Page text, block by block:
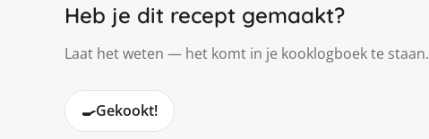
Heb je dit recept gemaakt?
Laat het weten — het komt in je kooklogboek te staan.
🍳Gekookt!